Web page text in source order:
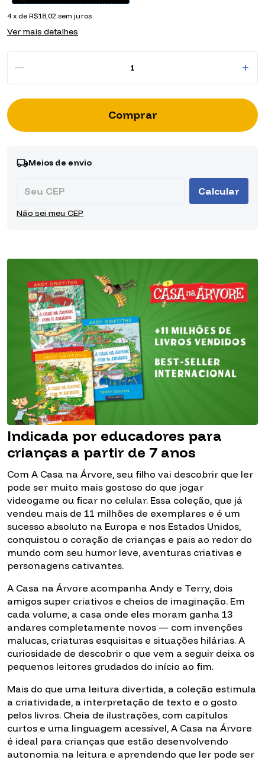
4 x de R$18,02 sem juros
Ver mais detalhes
Entregas para o CEP:
Meios de envio
Calcular
Não sei meu CEP
Indicada por educadores para
crianças a partir de 7 anos
Com A Casa na Árvore, seu filho vai descobrir que ler
pode ser muito mais gostoso do que jogar
videogame ou ficar no celular. Essa coleção, que já
vendeu mais de 11 milhões de exemplares e é um
sucesso absoluto na Europa e nos Estados Unidos,
conquistou o coração de crianças e pais ao redor do
mundo com seu humor leve, aventuras criativas e
personagens cativantes.
A Casa na Árvore acompanha Andy e Terry, dois
amigos super criativos e cheios de imaginação. Em
cada volume, a casa onde eles moram ganha 13
andares completamente novos — com invenções
malucas, criaturas esquisitas e situações hilárias. A
curiosidade de descobrir o que vem a seguir deixa os
pequenos leitores grudados do início ao fim.
Mais do que uma leitura divertida, a coleção estimula
a criatividade, a interpretação de texto e o gosto
pelos livros. Cheia de ilustrações, com capítulos
curtos e uma linguagem acessível, A Casa na Árvore
é ideal para crianças que estão desenvolvendo
autonomia na leitura e aprendendo que ler pode ser